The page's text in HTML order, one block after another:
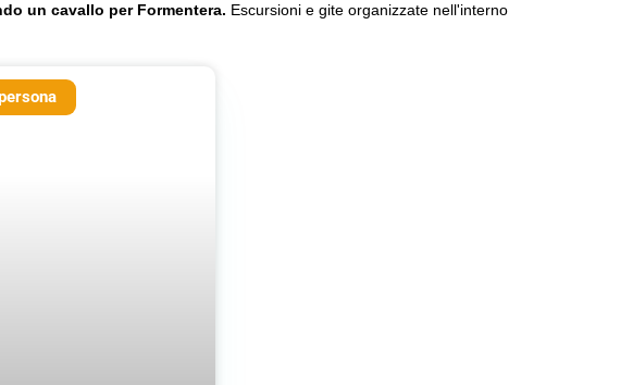
un cavallo per Formentera. Escursioni e gite organizzate nell'interno